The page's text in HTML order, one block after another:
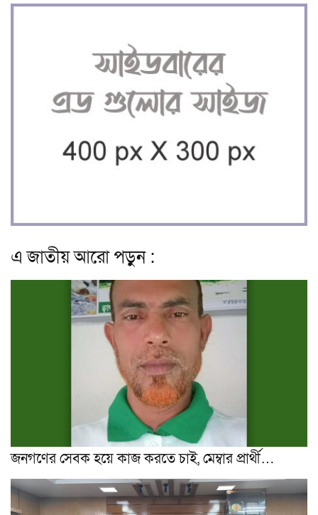
এ জাতীয় আরো পড়ুন :
জনগণের সেবক হয়ে কাজ করতে চাই, মেম্বার প্রার্থী…